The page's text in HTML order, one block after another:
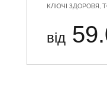
КЛЮЧІ ЗДОРОВЯ,
від